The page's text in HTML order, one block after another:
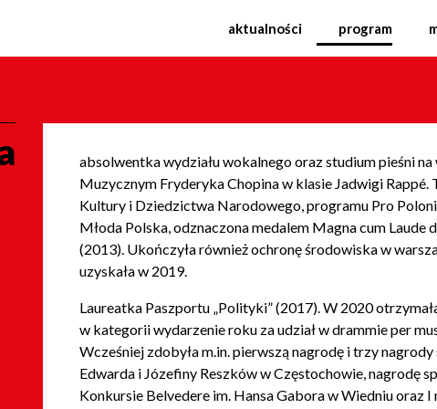
Festiwal Muzyki
aktualności program
absolwentka wydziału wokalnego oraz studium pieśni
Muzycznym Fryderyka Chopina w klasie Jadwigi
Kultury i Dziedzictwa Narodowego, programu Pro
Młoda Polska, odznaczona medalem Magna cum
(2013). Ukończyła również ochronę środowiska w
uzyskała w 2019.
Laureatka Paszportu „Polityki” (2017). W 2020
w kategorii wydarzenie roku za udział w drammie per
Wcześniej zdobyła m.in. pierwszą nagrodę i trzy
Edwarda i Józefiny Reszków w Częstochowie, nagrodę
Konkursie Belvedere im. Hansa Gabora w Wiedniu oraz